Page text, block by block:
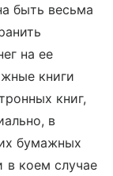
быть весьма
на ее
книги
книг,
в
бумажных
коем случае